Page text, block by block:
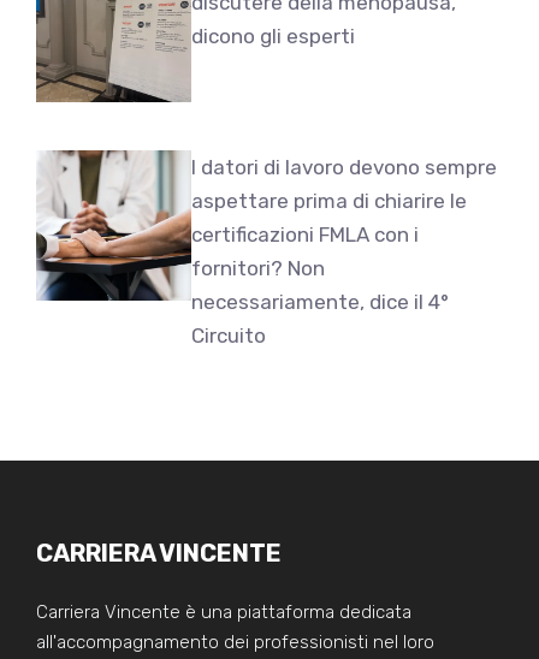
dicono gli esperti
I datori di lavoro devono sempre
aspettare prima di chiarire le
certificazioni FMLA con i
fornitori? Non
necessariamente, dice il 4°
Circuito
CARRIERA VINCENTE
Carriera Vincente è una piattaforma dedicata
all'accompagnamento dei professionisti nel loro